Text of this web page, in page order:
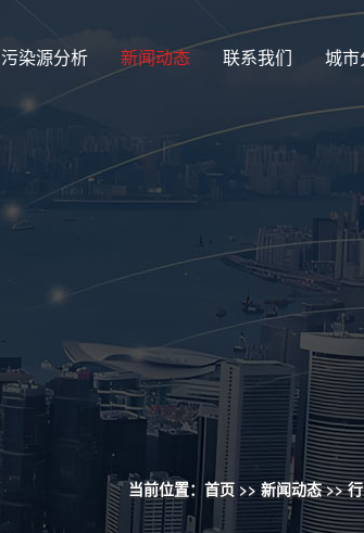
污染源分析 新闻动态 联系我们 城
当前位置： 首页 >> 新闻动态>>